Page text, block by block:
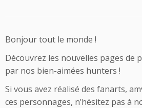
Bonjour tout le monde !
Découvrez les nouvelles pages de
par nos bien-aimées hunters !
Si vous avez réalisé des fanarts,
ces personnages, n’hésitez pas à